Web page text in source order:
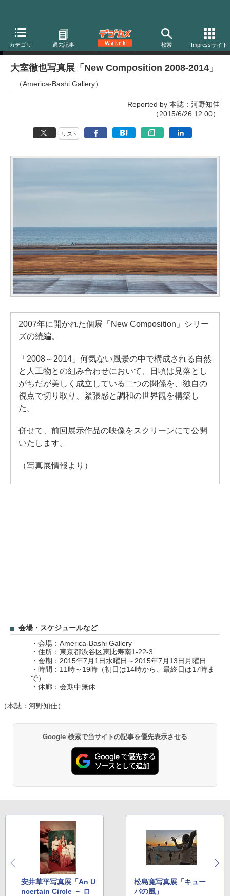
カテゴリ 過去記事 検索 Impressサイト
写真展
大室徹也写真展「New Composition 2008-2014」
（America-Bashi Gallery）
Reported by 本誌：河野知佳
（2015/6/26 12:00）
リスト
2007年に開かれた個展「New Composition」シリー
ズの続編。
「2008～2014」何気ない風景の中で構成される自然
と人工物との組み合わせにおいて、日頃は見落とし
がちだが美しく成立している二つの関係を、独自の
視点で切り取り、緊張感と調和の世界観を構築し
た。
併せて、前回展示作品の映像をスクリーンにて公開
いたします。
（写真展情報より）
会場・スケジュールなど
・会場：America-Bashi Gallery
・住所：東京都渋谷区恵比寿南1-22-3
・会期：2015年7月1日水曜日～2015年7月13日月曜日
・時間：11時～19時（初日は14時から、最終日は17時ま
で）
・休廊：会期中無休
（本誌：河野知佳）
Google 検索で当サイトの記事を優先表示させる
安井草平写真展「An U
ncertain Circle － ロ
松島寛写真展「キュー
バの風」